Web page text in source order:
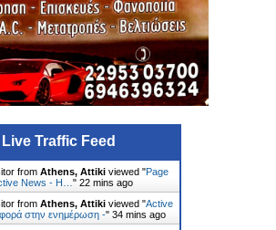
Live Traffic Feed
from Athens, Attiki viewed "Page
News - Η… " 22 mins ago
from Athens, Attiki viewed "Active
στην ενημέρωση -" 34 mins ago